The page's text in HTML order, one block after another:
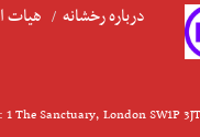
درباره رخشانه هیات
The Sanctuary, London SW1P 3JT